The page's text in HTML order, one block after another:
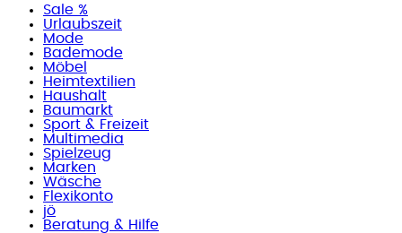
Sale %
Urlaubszeit
Mode
Bademode
Möbel
Heimtextilien
Haushalt
Baumarkt
Sport & Freizeit
Multimedia
Spielzeug
Marken
Wäsche
Flexikonto
jö
Beratung & Hilfe